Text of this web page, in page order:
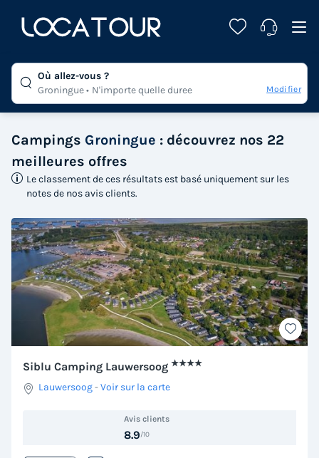
Où allez-vous ?
Groningue
N'importe quelle duree Modifier
Campings Groningue : découvrez nos 22
meilleures offres
Le classement de ces résultats est basé uniquement sur les
notes de nos avis clients.
Siblu Camping Lauwersoog ★★★★
Lauwersoog-Voir sur la carte
Avis clients
8.9/10